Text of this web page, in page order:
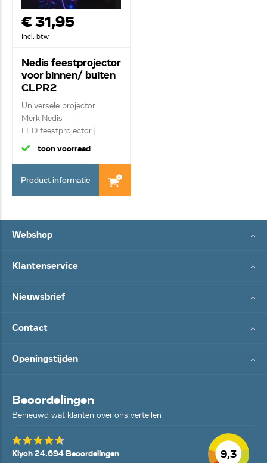
€ 31,95
Incl. btw
Nedis feestprojector
voor binnen/ buiten
CLPR2
Universele projector
Merk Nedis
LED feestprojector |
Kerst...
toon voorraad
Product informatie
Webshop
Klantenservice
Nieuwsbrief
Contact
Openingstijden
Beoordelingen
Benieuwd wat klanten over ons vertellen
9,3
Kiyoh 24.694 Beoordelingen